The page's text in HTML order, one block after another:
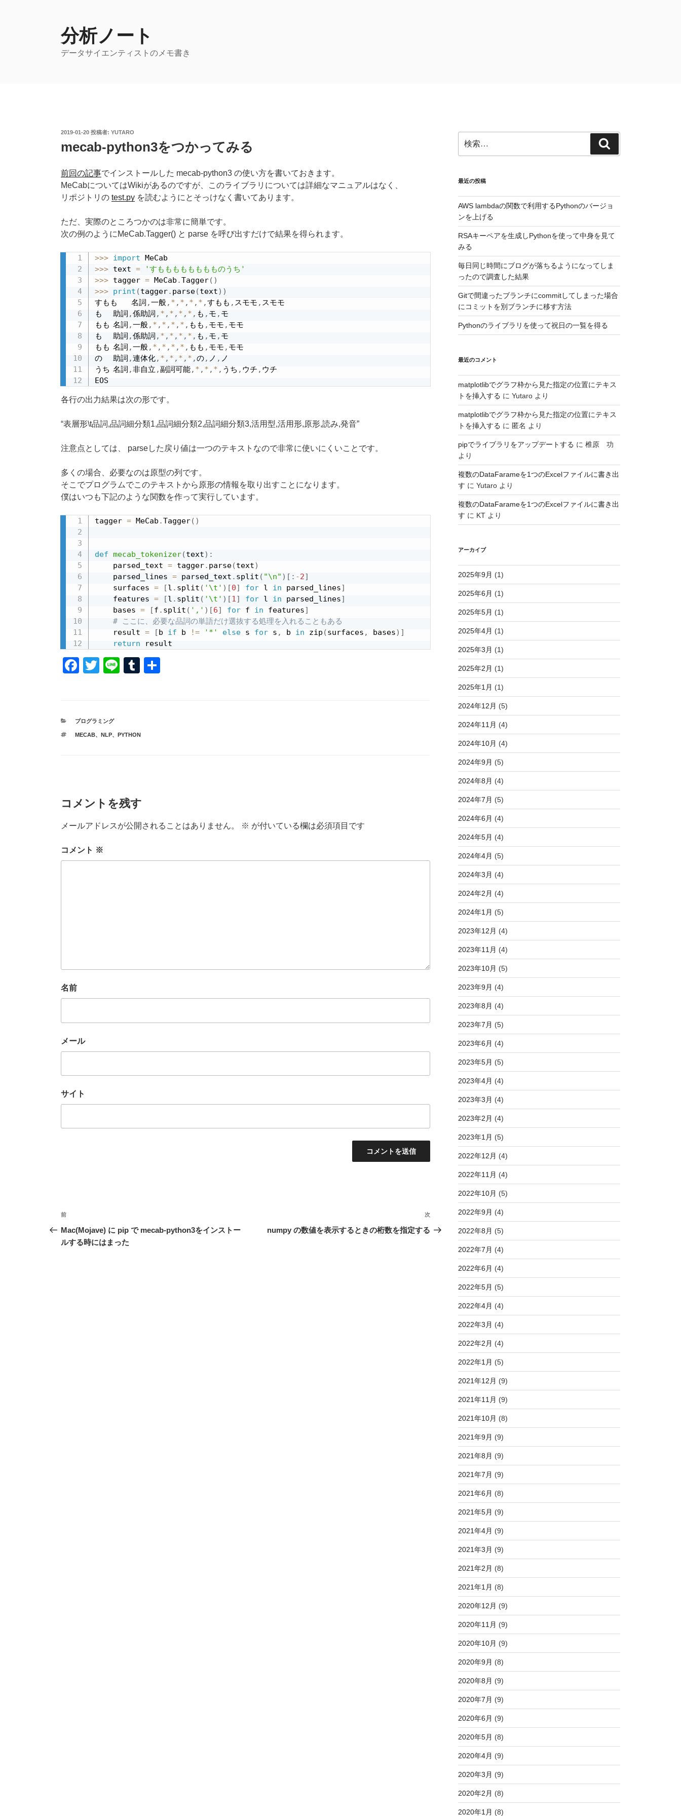
分析ノート
データサイエンティストのメモ書き
投
日:
2019-01-20 投稿者: YUTARO
mecab-python3をつかってみる
前回の記事でインストールした mecab-python3 の使い方を書いておきます。
MeCabについてはWikiがあるのですが、このライブラリについては詳細なマニュアルはなく、
リポジトリの test.py を読むようにとそっけなく書いてあります。
ただ、実際のところつかのは非常に簡単です。
次の例のようにMeCab.Tagger() と parse を呼び出すだけで結果を得られます。
>>> import
>>> text =
'すもももももももものうち'
>>> tagger = MeCab .Tagger( )
>>> print (tagger. parse(text) )
すもも	名詞 ,一般, * , * , * , * ,すもも , スモモ , スモモ
も	助詞 ,係助詞 , * , * , * , * , も , モ , モ
もも	名詞 ,一般, * , * , * , * , もも , モモ , モモ
も	助詞 ,係助詞 , * , * , * , * , も , モ , モ
もも	名詞 ,一般, * , * , * , * , もも , モモ , モモ
の	助詞 ,連体化, * , * , * , * ,の, ノ , ノ
うち	名詞 ,非自立 ,副詞可能, * , * , * , うち , ウチ , ウチ
EOS
各行の出力結果は次の形です。
表層形\t品詞,品詞細分類1,品詞細分類2,品詞細分類3,活用型,活用形,原形,読み,発音
注意点としては、 parseした戻り値は一つのテキストなので非常に使いにくいことです。
多くの場合、必要なのは原型の列です。
そこでプログラムでこのテキストから原形の情報を取り出すことになります。
僕はいつも下記のような関数を作って実行しています。
tagger = MeCab .Tagger( )
def mecab_tokenizer(text) :
    parsed_text
= tagger. parse(text)
    parsed_lines
= parsed_text . split ( "\n" ) [ : -2]
    surfaces
= [l . split ( '\t' ) [0] for l in parsed_lines]
    features
= [l . split ( '\t' ) [1] for l in parsed_lines]
    bases
= [f . split ( ',' ) [6] for f in features]
# ここに、必要な品詞の単語だけ選抜する処理を入れることもある
    result
= [b if b != '*' else s for s , b in zip (surfaces , bases) ]
return result
F
e
b
T
er
Li
T
r
カ
ゴ
プログラミング
タ
MECAB、 NLP、 PYTHON
コメントを残す
メールアドレスが公開されることはありません。 ※ が付いている欄は必須項目です
コメント ※
名前
メール
サイト
投
稿
ナ
前
の
投
前
Mac(Mojave) に pip で mecab-python3をインストー
ルする時にはまった
次
の
次
numpy の数値を表示するときの桁数を指定する
索:
索
最近の投稿
AWS lambdaの関数で利用するPythonのバージョ
ンを上げる
RSAキーペアを生成しPythonを使って中身を見て
みる
毎日同じ時間にブログが落ちるようになってしま
ったので調査した結果
Gitで間違ったブランチにcommitしてしまった場合
にコミットを別ブランチに移す方法
Pythonのライブラリを使って祝日の一覧を得る
最近のコメント
matplotlibでグラフ枠から見た指定の位置にテキス
トを挿入する に Yutaroより
matplotlibでグラフ枠から見た指定の位置にテキス
トを挿入する に 匿名 より
pipでライブラリをアップデートする に 椎原 功
より
複数のDataFarameを1つのExcelファイルに書き出
す に Yutaroより
複数のDataFarameを1つのExcelファイルに書き出
す に KTより
アーカイブ
2025年9月 (1)
2025年6月 (1)
2025年5月 (1)
2025年4月 (1)
2025年3月 (1)
2025年2月 (1)
2025年1月 (1)
2024年12月 (5)
2024年11月 (4)
2024年10月 (4)
2024年9月 (5)
2024年8月 (4)
2024年7月 (5)
2024年6月 (4)
2024年5月 (4)
2024年4月 (5)
2024年3月 (4)
2024年2月 (4)
2024年1月 (5)
2023年12月 (4)
2023年11月 (4)
2023年10月 (5)
2023年9月 (4)
2023年8月 (4)
2023年7月 (5)
2023年6月 (4)
2023年5月 (5)
2023年4月 (4)
2023年3月 (4)
2023年2月 (4)
2023年1月 (5)
2022年12月 (4)
2022年11月 (4)
2022年10月 (5)
2022年9月 (4)
2022年8月 (5)
2022年7月 (4)
2022年6月 (4)
2022年5月 (5)
2022年4月 (4)
2022年3月 (4)
2022年2月 (4)
2022年1月 (5)
2021年12月 (9)
2021年11月 (9)
2021年10月 (8)
2021年9月 (9)
2021年8月 (9)
2021年7月 (9)
2021年6月 (8)
2021年5月 (9)
2021年4月 (9)
2021年3月 (9)
2021年2月 (8)
2021年1月 (8)
2020年12月 (9)
2020年11月 (9)
2020年10月 (9)
2020年9月 (8)
2020年8月 (9)
2020年7月 (9)
2020年6月 (9)
2020年5月 (8)
2020年4月 (9)
2020年3月 (9)
2020年2月 (8)
2020年1月 (8)